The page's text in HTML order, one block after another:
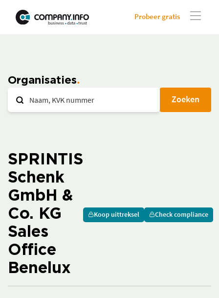
Probeer gratis
Organisaties
Zoeken
SPRINTIS
Schenk
GmbH &
Co. KG
Sales
Office
Benelux
Koop uittreksel Check compliance